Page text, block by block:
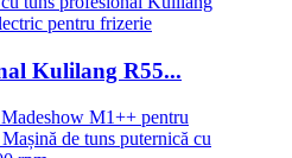
Kulilang R55...